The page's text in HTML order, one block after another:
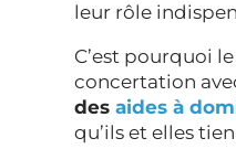
leur rôle
C’est pourquoi le
concertation
desaides à
qu’ils et elles